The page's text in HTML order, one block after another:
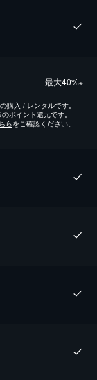
最⼤40%※
購入 / レンタルです。
ポイント還元です。
らをご確認ください。